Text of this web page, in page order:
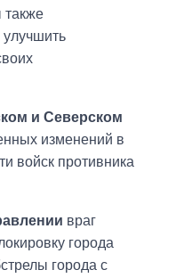
также
и Северском
изменений в
войск противника
враг
города
города с